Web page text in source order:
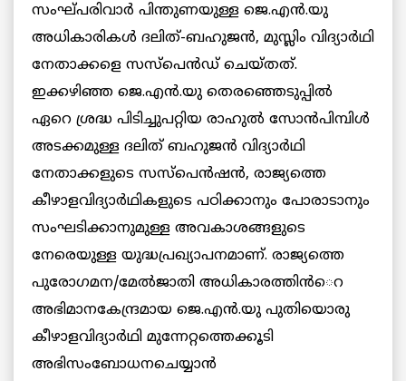
സംഘ്പരിവാര്‍ പിന്തുണയുള്ള ജെ.എന്‍.യു
അധികാരികള്‍ ദലിത്-ബഹുജന്‍, മുസ്ലിം വിദ്യാര്‍ഥി
നേതാക്കളെ സസ്പെന്‍ഡ് ചെയ്തത്.
ഇക്കഴിഞ്ഞ ജെ.എന്‍.യു തെരഞ്ഞെടുപ്പില്‍
ഏറെ ശ്രദ്ധ പിടിച്ചുപറ്റിയ രാഹുല്‍ സോന്‍പിമ്പിള്‍
അടക്കമുള്ള ദലിത് ബഹുജന്‍ വിദ്യാര്‍ഥി
നേതാക്കളുടെ സസ്പെന്‍ഷന്‍, രാജ്യത്തെ
കീഴാളവിദ്യാര്‍ഥികളുടെ പഠിക്കാനും പോരാടാനും
സംഘടിക്കാനുമുള്ള അവകാശങ്ങളുടെ
നേരെയുള്ള യുദ്ധപ്രഖ്യാപനമാണ്. രാജ്യത്തെ
പുരോഗമന/മേല്‍ജാതി അധികാരത്തിന്‍െറ
അഭിമാനകേന്ദ്രമായ ജെ.എന്‍.യു പുതിയൊരു
കീഴാളവിദ്യാര്‍ഥി മുന്നേറ്റത്തെക്കൂടി
അഭിസംബോധനചെയ്യാന്‍